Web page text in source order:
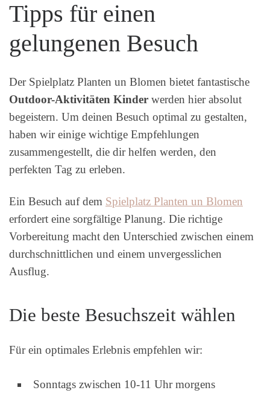
Tipps für einen
gelungenen Besuch
Der Spielplatz Planten un Blomen bietet fantastische
Outdoor-Aktivitäten Kinder werden hier absolut
begeistern. Um deinen Besuch optimal zu gestalten,
haben wir einige wichtige Empfehlungen
zusammengestellt, die dir helfen werden, den
perfekten Tag zu erleben.
Ein Besuch auf dem Spielplatz Planten un Blomen
erfordert eine sorgfältige Planung. Die richtige
Vorbereitung macht den Unterschied zwischen einem
durchschnittlichen und einem unvergesslichen
Ausflug.
Die beste Besuchszeit wählen
Für ein optimales Erlebnis empfehlen wir:
Sonntags zwischen 10-11 Uhr morgens